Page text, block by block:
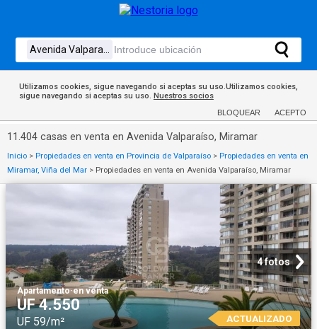
Utilizamos cookies, sigue navegando si aceptas su uso.Utilizamos cookies,
sigue navegando si aceptas su uso. Nuestros socios
BLOQUEAR ACEPTO
11.404 casas en venta en Avenida Valparaíso, Miramar
Inicio > Propiedades en venta en Provincia de Valparaíso > Propiedades en venta en
Miramar, Viña del Mar > Propiedades en venta en Avenida Valparaíso, Miramar
4 fotos
Apartamento·en venta
UF 4.550
UF 59/m² ACTUALIZADO